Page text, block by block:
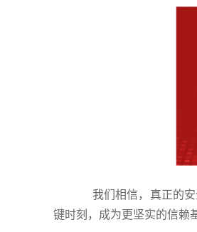
我们相信，真正的安
键时刻，成为更坚实的信赖